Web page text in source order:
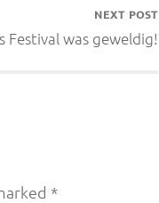
NEXT POST
Festival was geweldig!
*